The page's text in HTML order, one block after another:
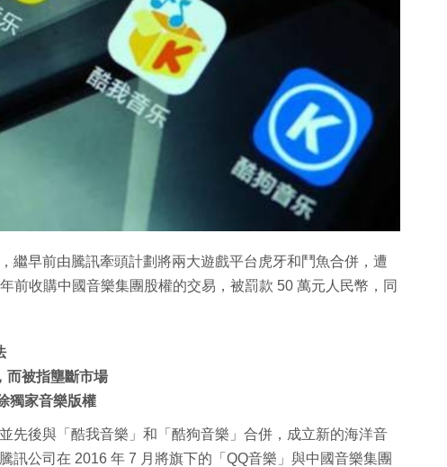
繼早前由騰訊牽頭計劃將兩大遊戲平台虎牙和鬥魚合併，遭
前收購中國音樂集團股權的交易，被罰款 50 萬元人民幣，同
而被指壟斷市場
獨家音樂版權
先後與「酷我音樂」和「酷狗音樂」合併，成立新的海洋音
訊公司在 2016 年 7 月將旗下的「QQ音樂」與中國音樂集團